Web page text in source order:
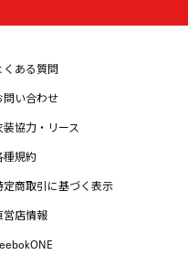
くある質問
問い合わせ
装協力・リース
種規約
定商取引に基づく表示
営店情報